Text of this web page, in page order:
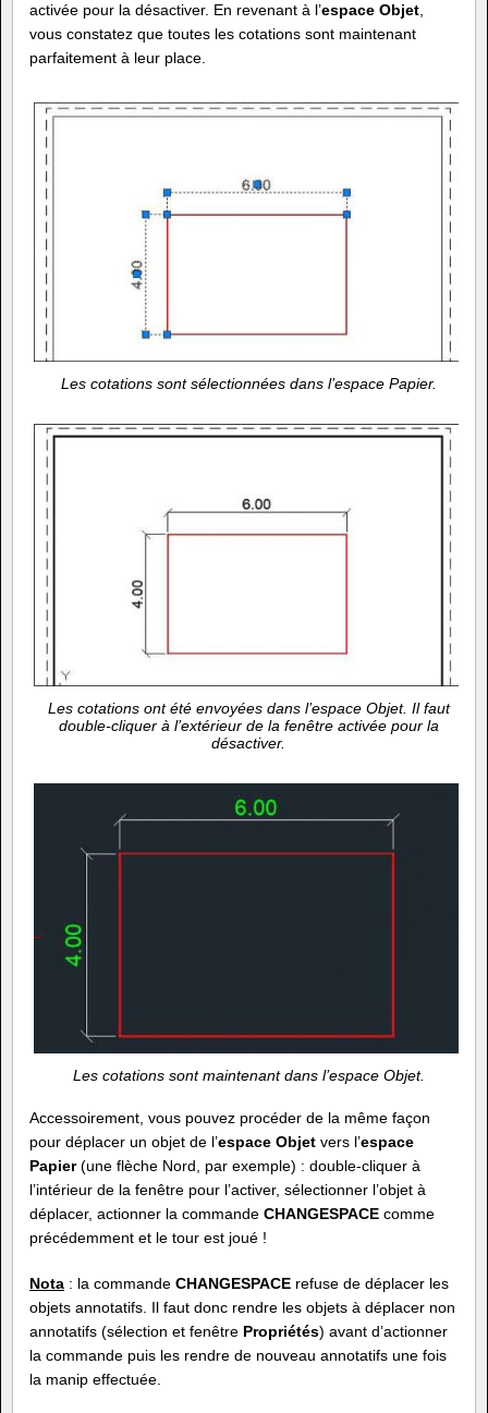
activée pour la désactiver. En revenant à l’espace Objet
vous constatez que toutes les cotations sont maintenant
parfaitement à leur place.
Les cotations sont sélectionnées dans l’espace Papier.
Les cotations ont été envoyées dans l’espace Objet. Il faut
double-cliquer à l’extérieur de la fenêtre activée pour la
désactiver.
Les cotations sont maintenant dans l’espace Objet.
Accessoirement, vous pouvez procéder de la même façon
pour déplacer un objet de l’espace Objet vers l’espace
Papier(une flèche Nord, par exemple) : double-cliquer à
l’intérieur de la fenêtre pour l’activer, sélectionner l’objet à
déplacer, actionner la commande CHANGESPACE comme
précédemment et le tour est joué !
Nota : la commande CHANGESPACE refuse de déplacer les
objets annotatifs. Il faut donc rendre les objets à déplacer non
annotatifs (sélection et fenêtre Propriétés) avant d’actionner
la commande puis les rendre de nouveau annotatifs une fois
la manip effectuée.